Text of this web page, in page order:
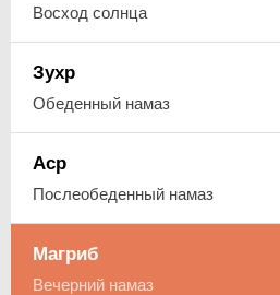
Восход солнца
Зухр
Обеденный намаз
Аср
Послеобеденный намаз
Магриб
Вечерний намаз